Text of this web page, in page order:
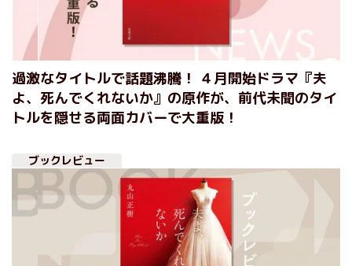
過激なタイトルで話題沸騰！ ４月開始ドラマ『夫
よ、死んでくれないか』の原作が、前代未聞のタイ
トルを隠せる両面カバーで大重版！
ブックレビュー